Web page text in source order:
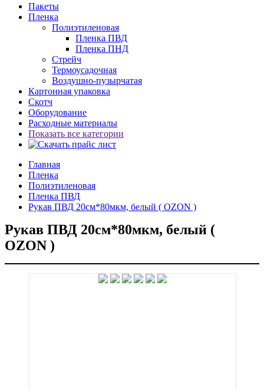
Пакеты
Пленка
Полиэтиленовая
Пленка ПВД
Пленка ПНД
Стрейч
Термоусадочная
Воздушно-пузырчатая
Картонная упаковка
Скотч
Оборудование
Расходные материалы
Показать все категории
Главная
Пленка
Полиэтиленовая
Пленка ПВД
Рукав ПВД 20см*80мкм, белый ( OZON )
Рукав ПВД 20см*80мкм, белый (
OZON )